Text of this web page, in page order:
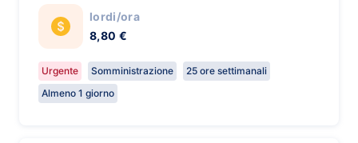
lordi/ora
8,80 €
Urgente Somministrazione
25 ore settimanali
Almeno 1 giorno